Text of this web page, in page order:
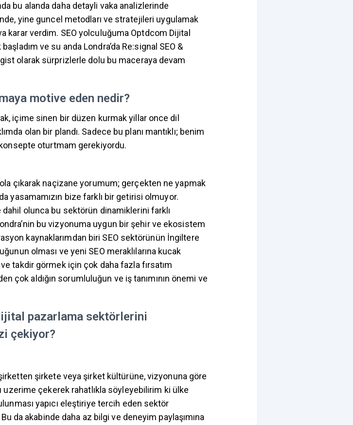
bu alanda daha detayli vaka analizlerinde
yine guncel metodları ve stratejileri uygulamak
karar verdim. SEO yolculuğuma Optdcom Dijital
ve su anda Londra’da Re:signal SEO &
olarak sürprizlerle dolu bu maceraya devam
motive eden nedir?
içime sinen bir düzen kurmak yillar once dil
olan bir plandı. Sadece bu planı mantıklı; benim
oturtmam gerekiyordu.
çıkarak naçizane yorumum; gerçekten ne yapmak
yasamamızın bize farklı bir getirisi olmuyor.
dahil olunca bu sektörün dinamiklerini farklı
bu vizyonuma uygun bir şehir ve ekosistem
kaynaklarımdan biri SEO sektörünün İngiltere
olması ve yeni SEO meraklılarına kucak
ve takdir görmek için çok daha fazla fırsatım
çok aldığın sorumluluğun ve iş tanımının önemi ve
pazarlama sektörlerini
çekiyor?
şirkete veya şirket kültürüne, vizyonuna göre
çekerek rahatlıkla söyleyebilirim ki ülke
yapıcı eleştiriye tercih eden sektör
Bu da akabinde daha az bilgi ve deneyim paylaşımına